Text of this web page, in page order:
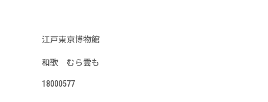
江戸東京博物館
和歌 むら雲も
18000577